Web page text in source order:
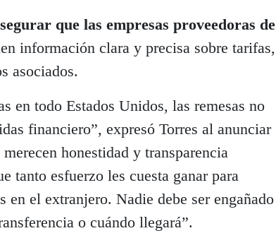
que las empresas proveedoras de
información clara y precisa sobre tarifas,
asociados.
en todo Estados Unidos, las remesas no
financiero”, expresó Torres al anunciar
honestidad y transparencia
tanto esfuerzo les cuesta ganar para
en el extranjero. Nadie debe ser engañado
o cuándo llegará”.